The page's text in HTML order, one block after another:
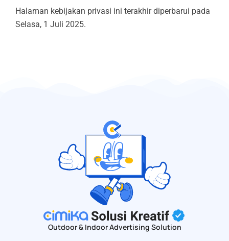
Halaman kebijakan privasi ini terakhir diperbarui pada
Selasa, 1 Juli 2025.
Outdoor & Indoor Advertising Solution